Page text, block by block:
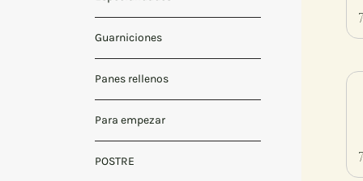
Guarniciones
Panes rellenos
Para empezar
POSTRE